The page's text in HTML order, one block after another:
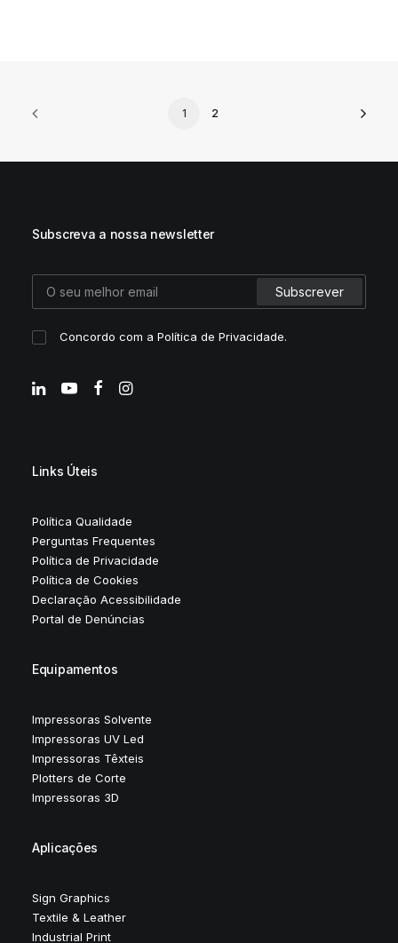
1 2
Subscreva a nossa newsletter
Concordo com aPolítica de Privacidade.
Links Úteis
Política Qualidade
Perguntas Frequentes
Política de Privacidade
Política de Cookies
Declaração Acessibilidade
Portal de Denúncias
Equipamentos
Impressoras Solvente
Impressoras UV Led
Impressoras Têxteis
Plotters de Corte
Impressoras 3D
Aplicações
Sign Graphics
Textile & Leather
Industrial Print